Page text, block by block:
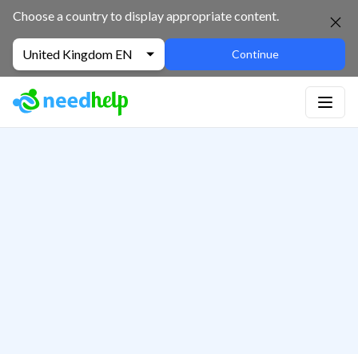
Choose a country to display appropriate content.
United Kingdom EN Continue